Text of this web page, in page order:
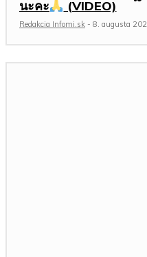
นะคะ
(VIDEO)
Redakcia Infomi.sk - 8. augusta